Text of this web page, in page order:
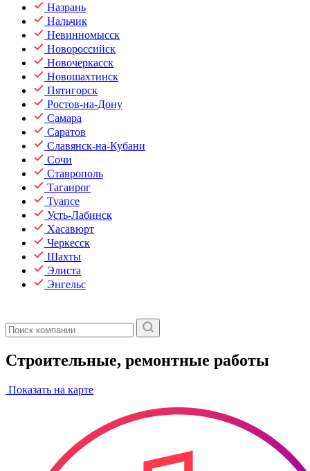
Назрань
Нальчик
Невинномысск
Новороссийск
Новочеркасск
Новошахтинск
Пятигорск
Ростов-на-Дону
Самара
Саратов
Славянск-на-Кубани
Сочи
Ставрополь
Таганрог
Туапсе
Усть-Лабинск
Хасавюрт
Черкесск
Шахты
Элиста
Энгельс
Строительные, ремонтные работы
Показать на карте